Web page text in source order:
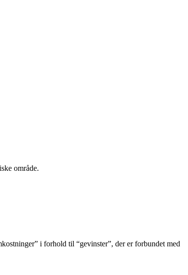
område.
i forhold til “gevinster”, der er forbundet med